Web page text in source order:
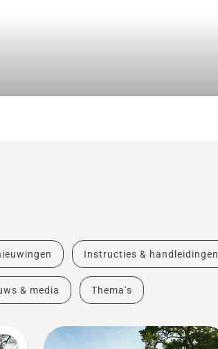
Instructies & handleidingen
& media Thema's